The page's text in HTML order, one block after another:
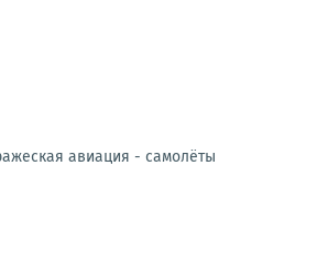
авиация - самолёты